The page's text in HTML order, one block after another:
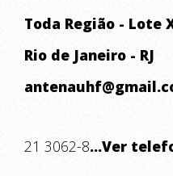
Toda Região - Lote
Rio de Janeiro - RJ
21 3062-8...Ver